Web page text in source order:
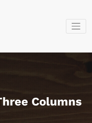
Dmv Bilişim
Columns